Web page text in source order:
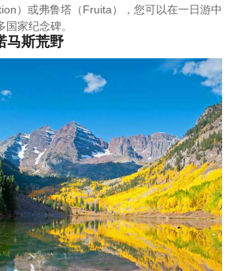
）或弗鲁塔（Fruita），您可以在一日游中
家纪念碑。
马斯荒野